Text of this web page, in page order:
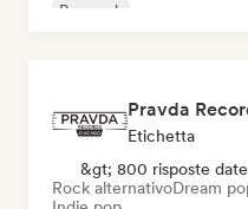
Pop rock
Pravda
Etichetta
&gt; 800 risposte date
Rock alternativoDream